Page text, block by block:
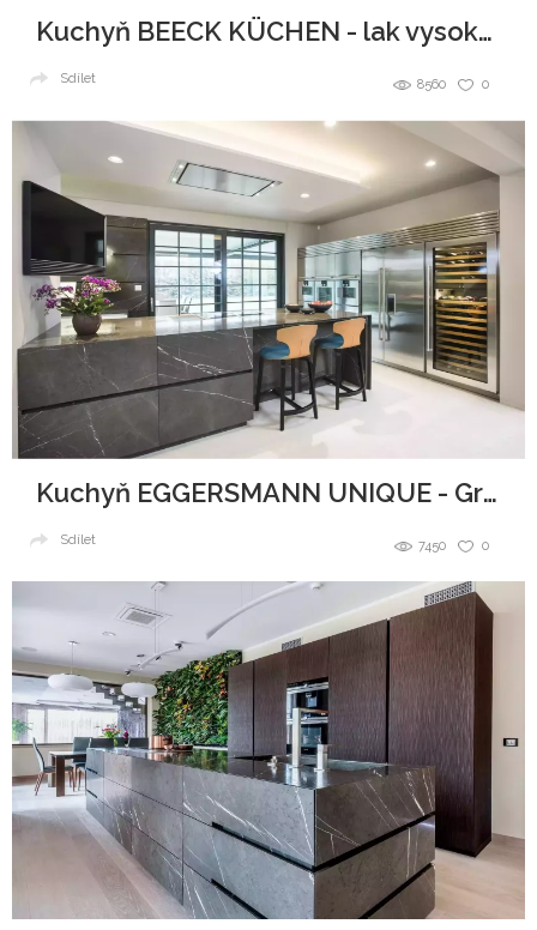
Kuchyň BEECK KÜCHEN - lak vysoký lesk
0
8560
Sdílet
Kuchyň EGGERSMANN UNIQUE - Graphit Brown Leather
0
7450
Sdílet